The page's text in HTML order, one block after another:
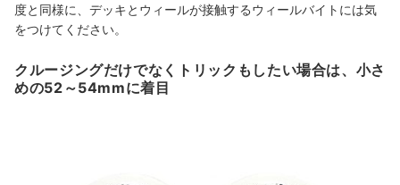
度と同様に、デッキとウィールが接触するウィールバイトには気
をつけてください。
クルージングだけでなくトリックもしたい場合は、小さ
めの52～54mmに着目